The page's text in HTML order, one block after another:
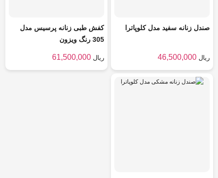
صندل زنانه سفید مدل کلوپاترا
46,500,000 ریال
کفش طبی زنانه پرسیس مدل
305 رنگ ویزون
61,500,000 ریال